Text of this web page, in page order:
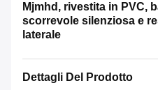
Mjmhd, rivestita in PVC,
scorrevole silenziosa e
laterale
Dettagli Del Prodotto